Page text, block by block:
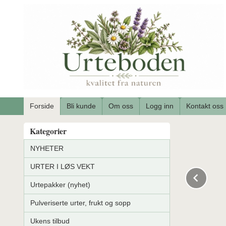
Forside Bli kunde Om oss Logg inn Kontakt oss
Kategorier
NYHETER
URTER I LØS VEKT
Urtepakker (nyhet)
Pulveriserte urter, frukt og sopp
Ukens tilbud